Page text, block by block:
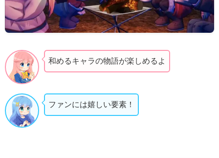
和めるキャラの物語が楽しめるよ
ファンには嬉しい要素！